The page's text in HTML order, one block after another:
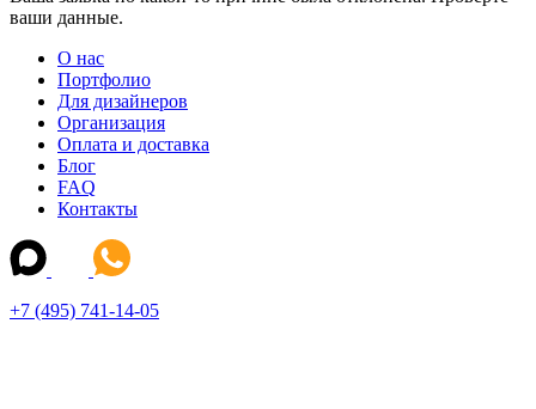
ваши данные.
О нас
Портфолио
Для дизайнеров
Организация
Оплата и доставка
Блог
FAQ
Контакты
+7 (495) 741-14-05